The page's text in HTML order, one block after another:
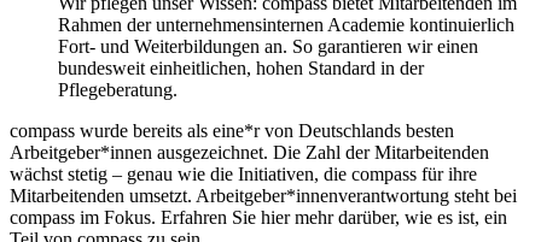
Rahmen der unternehmensinternen Academie kontinuierlich
Fort- und Weiterbildungen an. So garantieren wir einen
bundesweit einheitlichen, hohen Standard in der
Pflegeberatung.
compass wurde bereits als eine*r von Deutschlands besten
Arbeitgeber*innen ausgezeichnet. Die Zahl der Mitarbeitenden
wächst stetig – genau wie die Initiativen, die compass für ihre
Mitarbeitenden umsetzt. Arbeitgeber*innenverantwortung steht bei
compass im Fokus. Erfahren Sie hier mehr darüber, wie es ist, ein